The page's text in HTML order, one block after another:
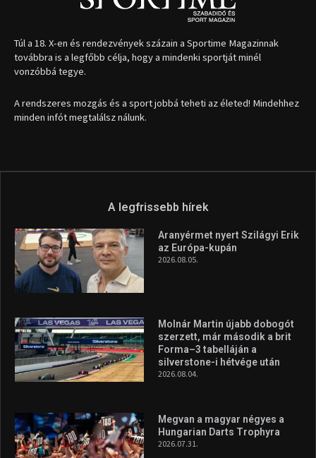
Túl a 18. X-en és rendezvények százain a Sportime Magazinnak
továbbra is a legfőbb célja, hogy a mindenki sportját minél
vonzóbbá tegye.
A rendszeres mozgás és a sport jobbá teheti az életed! Mindehhez
minden infót megtalálsz nálunk.
A legfrissebb hírek
Aranyérmet nyert Szilágyi Erik
az Európa-kupán
2026.08.05.
Molnár Martin újabb dobogót
szerzett, már második a brit
Forma–3 tabelláján a
silverstone-i hétvége után
2026.08.04.
Megvan a magyar négyes a
Hungarian Darts Trophyra
2026.07.31.